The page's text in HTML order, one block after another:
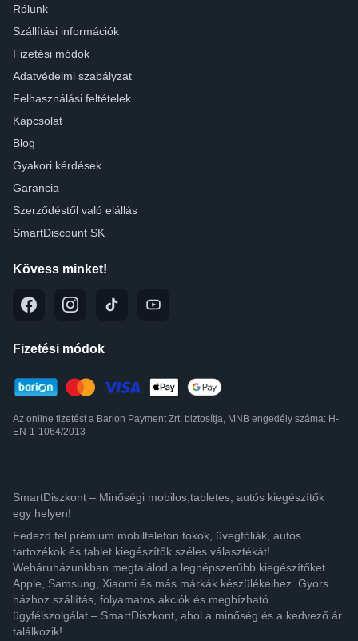
Rólunk
Szállítási információk
Fizetési módok
Adatvédelmi szabályzat
Felhasználási feltételek
Kapcsolat
Blog
Gyakori kérdések
Garancia
Szerződéstől való elállás
SmartDiscount SK
Kövess minket!
Fizetési módok
Az online fizetést a Barion Payment Zrt. biztosítja, MNB engedély száma: H-
EN-1-1064/2013
SmartDiszkont – Minőségi mobilos,tabletes, autós kiegészítők
egy helyen!
Fedezd fel prémium mobiltelefon tokok, üvegfóliák, autós
tartozékok és tablet kiegészítők széles választékát!
Webáruházunkban megtalálod a legnépszerűbb kiegészítőket
Apple, Samsung, Xiaomi és más márkák készülékeihez. Gyors
házhoz szállítás, folyamatos akciók és megbízható
ügyfélszolgálat – SmartDiszkont, ahol a minőség és a kedvező ár
találkozik!